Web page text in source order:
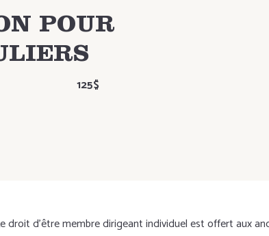
POUR
125$
droit d’être membre dirigeant individuel est offert aux